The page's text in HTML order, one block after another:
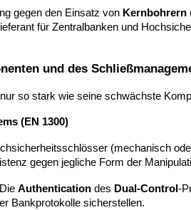
gegen den Einsatz von Kernbohrern
für Zentralbanken und
und des
so stark wie seine schwächste
(EN 1300)
(mechanisch
gegen jegliche Form der
Die Authenticationdes Dual-Control -
Bankprotokolle sicherstellen.